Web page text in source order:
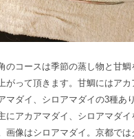
のコースは季節の蒸し物と甘鯛
がって頂きます。甘鯛にはアカ
マダイ、シロアマダイの3種あ
にアカアマダイ、シロアマダイ
画像はシロアマダイ。京都では